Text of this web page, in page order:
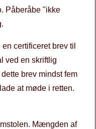
Påberåbe "ikke
certificeret brev til
ved en skriftlig
brev mindst fem
at møde i retten.
Mængden af